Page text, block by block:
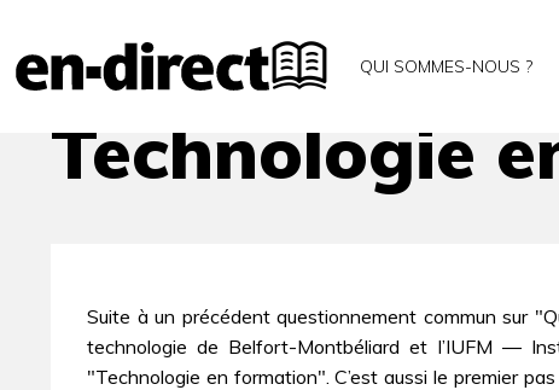
QUI SOMMES-NOUS ?
Archives Technologie en formation
Technologie
Suite à un précédent questionnement commun sur
technologie de Belfort-Montbéliard et l’IUFM ―
"Technologie en formation". C’est aussi le premier